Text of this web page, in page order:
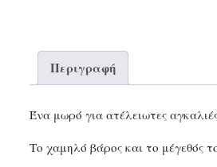
Περιγραφή
Ένα μωρό για ατέλειωτες
Tο χαμηλό βάρος και το μέγεθός